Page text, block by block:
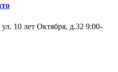
10 лет Октября, д.32 9:00-